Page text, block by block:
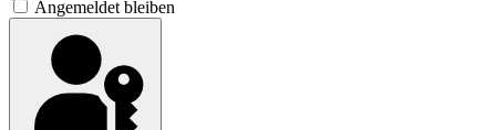
Angemeldet bleiben